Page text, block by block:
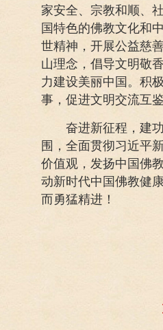
家安全、宗教和顺、
国特色的佛教文化和
世精神，开展公益慈
山理念，倡导文明敬
力建设美丽中国。积
事，促进文明交流互
奋进新征程，建功
围，全面贯彻习近平
价值观，发扬中国佛
动新时代中国佛教健
而勇猛精进！